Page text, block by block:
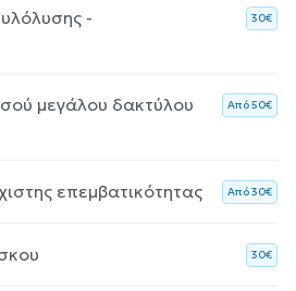
-
30€
μεγάλου δακτύλου
Aπό 50€
επεμβατικότητας Aπό 30€
30€